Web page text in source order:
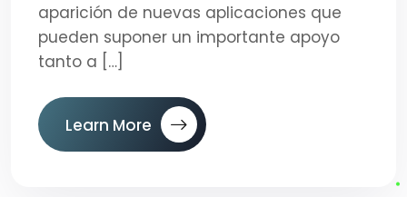
aparición de nuevas aplicaciones que
pueden suponer un importante apoyo
tanto a […]
Learn More